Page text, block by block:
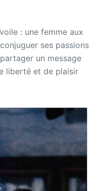
: une femme aux
ses passions
un message
liberté et de plaisir